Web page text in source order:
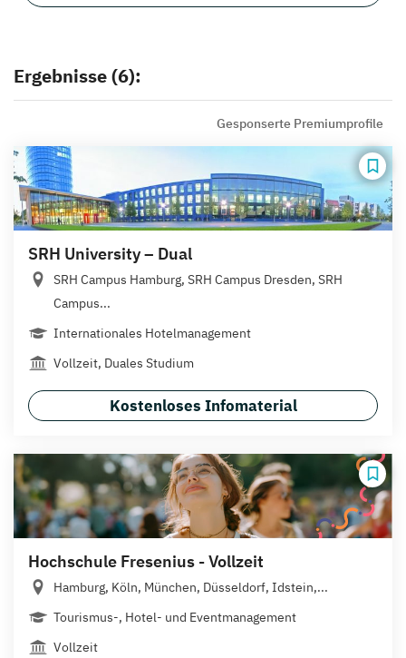
Ergebnisse (6):
Gesponserte Premiumprofile
SRH University – Dual
SRH Campus Hamburg, SRH Campus Dresden, SRH
Campus...
Internationales Hotelmanagement
Vollzeit, Duales Studium
Kostenloses Infomaterial
Hochschule Fresenius - Vollzeit
Hamburg, Köln, München, Düsseldorf, Idstein,...
Tourismus-, Hotel- und Eventmanagement
Vollzeit